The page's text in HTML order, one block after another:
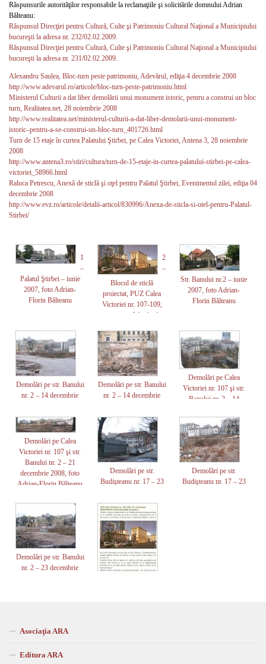
Răspunsurile autorităţilor responsabile la reclamaţiile şi solicitările domnului Adrian
Bălteanu:
Răspunsul Direcţiei pentru Cultură, Culte şi Patrimoniu Cultural Naţional a Municipiului
bucureşti la adresa nr. 232/02.02.2009.
Răspunsul Direcţiei pentru Cultură, Culte şi Patrimoniu Cultural Naţional a Municipiului
bucureşti la adresa nr. 231/02.02.2009.
Alexandru Saulea, Bloc-turn peste patrimoniu, Adevărul, ediţia 4 decembrie 2008
http://www.adevarul.ro/articole/bloc-turn-peste-patrimoniu.html
Ministerul Culturii a dat liber demolării unui monument istoric, pentru a construi un bloc
turn, Realitatea.net, 28 noiembrie 2008
http://www.realitatea.net/ministerul-culturii-a-dat-liber-demolarii-unui-monument-
istoric–pentru-a-se-construi-un-bloc-turn_401726.html
Turn de 15 etaje în curtea Palatului Ştirbei, pe Calea Victoriei, Antena 3, 28 noiembrie
2008
http://www.antena3.ro/stiri/cultura/turn-de-15-etaje-in-curtea-palatului-stirbei-pe-calea-
victoriei_58966.html
Raluca Petrescu, Anexă de sticlă şi oţel pentru Palatul Ştirbei, Evenimentul zilei, ediţia 04
decembrie 2008
http://www.evz.ro/articole/detalii-articol/830996/Anexa-de-sticla-si-otel-pentru-Palatul-
Stirbei/
1
–
Palatul Ştirbei – iunie
2007, foto Adrian-
Florin Bălteanu
2
–
Blocul de sticlă
proiectat, PUZ Calea
Victoriei nr. 107-109,
proiectant Westforth
Comisiei Tehnice de
Urbanism şi Amenajarea
Teritoriului a Primăriei
Bucureşti, Arhitecţii şi
Str. Banului nr.2 – iunie
2007, foto Adrian-
Florin Bălteanu
Demolări pe str. Banului
nr. 2 – 14 decembrie
Florin Bălteanu
Demolări pe str. Banului
nr. 2 – 14 decembrie
Florin Bălteanu
Demolări pe Calea
Victoriei nr. 107 şi str.
Banului nr. 2 – 14
Adrian-Florin Bălteanu
Demolări pe Calea
Victoriei nr. 107 şi str.
Banului nr. 2 – 21
decembrie 2008, foto
Adrian-Florin Bălteanu
Demolări pe str.
Budişteanu nr. 17 – 23
Adrian-Florin Bălteanu
Demolări pe str.
Budişteanu nr. 17 – 23
Demolări pe str. Banului
nr. 2 – 23 decembrie
Asociaţia ARA
Editura ARA